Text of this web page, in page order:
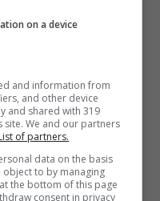
da Stefano
avuto
adottato. A ogni
un
la
Proprio lui,
fuori
on a device
and information from
and other device
and shared with 319
site. We and our partners
of partners.
data on the basis
object to by managing
the bottom of this page
consent in privacy